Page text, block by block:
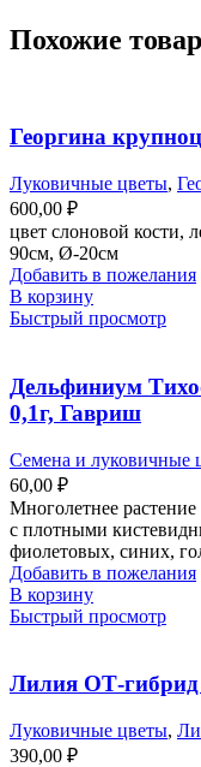
Похожие
Георгина
Луковичные цветы,
600,00 ₽
цвет слоновой кости,
90см, Ø-20см
Добавить в пожелания
В корзину
Быстрый просмотр
Дельфиниум
0,1г, Гавриш
Семена и луковичные
60,00 ₽
Многолетнее
с плотными
фиолетовых, синих,
Добавить в пожелания
В корзину
Быстрый просмотр
Лилия ОТ-
Луковичные цветы,
390,00 ₽